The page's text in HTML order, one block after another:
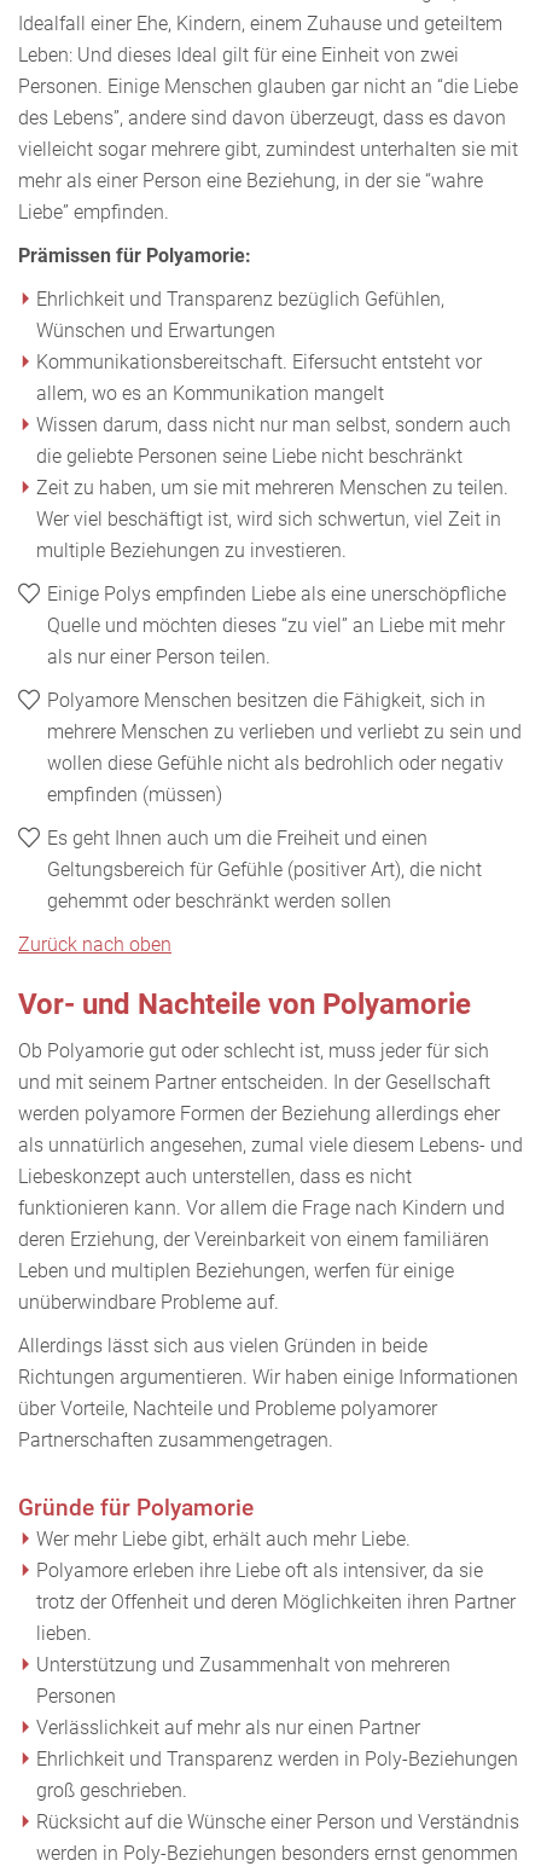
Idealfall einer Ehe, Kindern, einem Zuhause und geteiltem
Leben: Und dieses Ideal gilt für eine Einheit von zwei
Personen. Einige Menschen glauben gar nicht an “die Liebe
des Lebens”, andere sind davon überzeugt, dass es davon
vielleicht sogar mehrere gibt, zumindest unterhalten sie mit
mehr als einer Person eine Beziehung, in der sie “wahre
Liebe” empfinden.
Prämissen für Polyamorie:
Ehrlichkeit und Transparenz bezüglich Gefühlen,
Wünschen und Erwartungen
Kommunikationsbereitschaft. Eifersucht entsteht vor
allem, wo es an Kommunikation mangelt
Wissen darum, dass nicht nur man selbst, sondern auch
die geliebte Personen seine Liebe nicht beschränkt
Zeit zu haben, um sie mit mehreren Menschen zu teilen.
Wer viel beschäftigt ist, wird sich schwertun, viel Zeit in
multiple Beziehungen zu investieren.
Einige Polys empfinden Liebe als eine unerschöpfliche
Quelle und möchten dieses “zu viel” an Liebe mit mehr
als nur einer Person teilen.
Polyamore Menschen besitzen die Fähigkeit, sich in
mehrere Menschen zu verlieben und verliebt zu sein und
wollen diese Gefühle nicht als bedrohlich oder negativ
empfinden (müssen)
Es geht Ihnen auch um die Freiheit und einen
Geltungsbereich für Gefühle (positiver Art), die nicht
gehemmt oder beschränkt werden sollen
Zurück nach oben
Vor- und Nachteile von Polyamorie
Ob Polyamorie gut oder schlecht ist, muss jeder für sich
und mit seinem Partner entscheiden. In der Gesellschaft
werden polyamore Formen der Beziehung allerdings eher
als unnatürlich angesehen, zumal viele diesem Lebens- und
Liebeskonzept auch unterstellen, dass es nicht
funktionieren kann. Vor allem die Frage nach Kindern und
deren Erziehung, der Vereinbarkeit von einem familiären
Leben und multiplen Beziehungen, werfen für einige
unüberwindbare Probleme auf.
Allerdings lässt sich aus vielen Gründen in beide
Richtungen argumentieren. Wir haben einige Informationen
über Vorteile, Nachteile und Probleme polyamorer
Partnerschaften zusammengetragen.
Gründe für Polyamorie
Wer mehr Liebe gibt, erhält auch mehr Liebe.
Polyamore erleben ihre Liebe oft als intensiver, da sie
trotz der Offenheit und deren Möglichkeiten ihren Partner
lieben.
Unterstützung und Zusammenhalt von mehreren
Personen
Verlässlichkeit auf mehr als nur einen Partner
Ehrlichkeit und Transparenz werden in Poly-Beziehungen
groß geschrieben.
Rücksicht auf die Wünsche einer Person und Verständnis
werden in Poly-Beziehungen besonders ernst genommen